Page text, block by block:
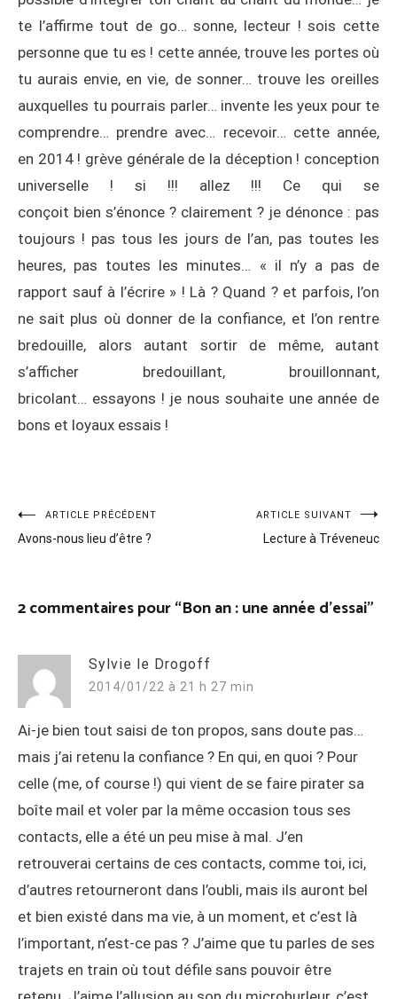
te l’affirme tout de go… sonne, lecteur ! sois cette
personne que tu es ! cette année, trouve les portes où
tu aurais envie, en vie, de sonner… trouve les oreilles
auxquelles tu pourrais parler… invente les yeux pour te
comprendre… prendre avec… recevoir… cette année,
en 2014 ! grève générale de la déception ! conception
universelle ! si !!! allez !!! Ce qui se
conçoit bien s’énonce ? clairement ? je dénonce : pas
toujours ! pas tous les jours de l’an, pas toutes les
heures, pas toutes les minutes… « il n’y a pas de
rapport sauf à l’écrire » ! Là ? Quand ? et parfois, l’on
ne sait plus où donner de la confiance, et l’on rentre
bredouille, alors autant sortir de même, autant
s’afficher bredouillant, brouillonnant,
bricolant… essayons ! je nous souhaite une année de
bons et loyaux essais !
Navigation
de
ARTICLE PRÉCÉDENT
Avons-nous lieu d’être ?
ARTICLE SUIVANT
Lecture à Tréveneuc
2 commentaires pour “Bon an : une année d’essai”
Sylvie le Drogoff
2014/01/22 à 21 h 27 min
Ai-je bien tout saisi de ton propos, sans doute pas…
mais j’ai retenu la confiance ? En qui, en quoi ? Pour
celle (me, of course !) qui vient de se faire pirater sa
boîte mail et voler par la même occasion tous ses
contacts, elle a été un peu mise à mal. J’en
retrouverai certains de ces contacts, comme toi, ici,
d’autres retourneront dans l’oubli, mais ils auront bel
et bien existé dans ma vie, à un moment, et c’est là
l’important, n’est-ce pas ? J’aime que tu parles de ses
trajets en train où tout défile sans pouvoir être